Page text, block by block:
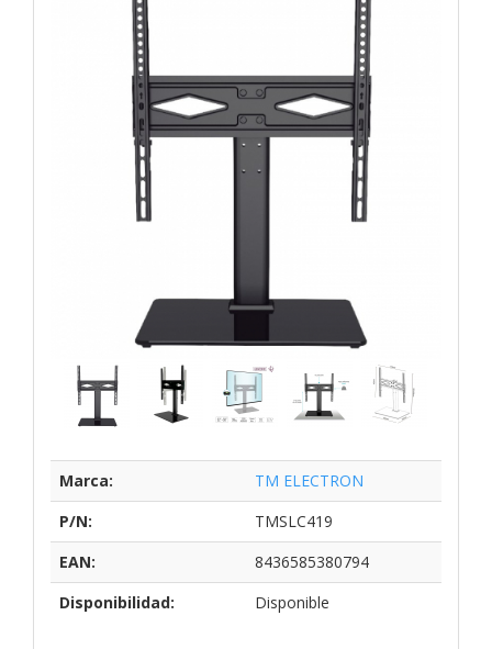
Marca:
TM ELECTRON
P/N:
TMSLC419
EAN:
8436585380794
Disponibilidad:
Disponible